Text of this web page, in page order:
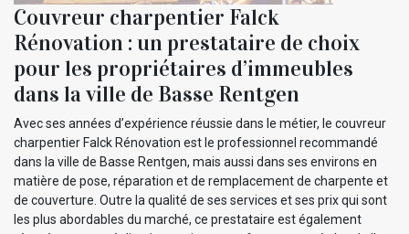
Couvreur charpentier Falck
Rénovation : un prestataire de choix
pour les propriétaires d’immeubles
dans la ville de Basse Rentgen
Avec ses années d’expérience réussie dans le métier, le couvreur
charpentier Falck Rénovation est le professionnel recommandé
dans la ville de Basse Rentgen, mais aussi dans ses environs en
matière de pose, réparation et de remplacement de charpente et
de couverture. Outre la qualité de ses services et ses prix qui sont
les plus abordables du marché, ce prestataire est également